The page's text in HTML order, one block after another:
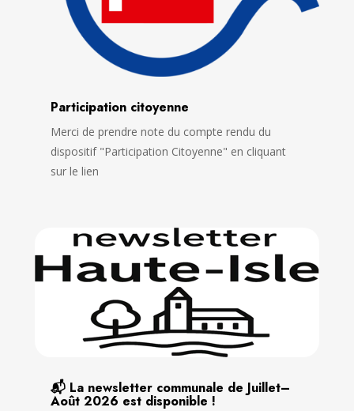
Participation citoyenne
Merci de prendre note du compte rendu du
dispositif "Participation Citoyenne" en cliquant
sur le lien
📬 La newsletter communale de Juillet–
Août 2026 est disponible !